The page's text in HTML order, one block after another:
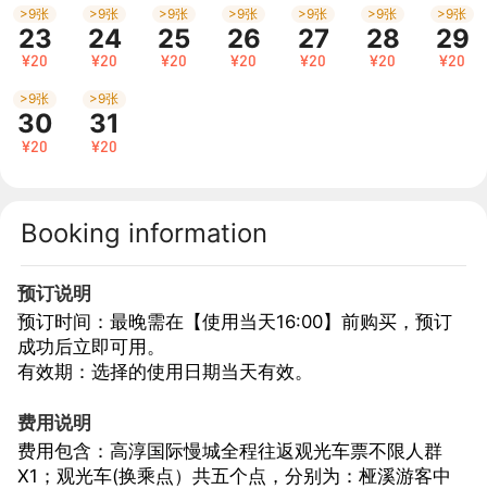
>9张
23
¥20
>9张
24
¥20
>9张
25
¥20
>9张
26
¥20
>9张
27
¥20
>9张
28
¥20
>9张
29
¥20
>9张
30
¥20
>9张
31
¥20
Booking information
预订说明
预订时间：最晚需在【使用当天16:00】前购买，预订
成功后立即可用。
有效期：选择的使用日期当天有效。
费用说明
费用包含：高淳国际慢城全程往返观光车票不限人群
X1；观光车(换乘点）共五个点，分别为：桠溪游客中